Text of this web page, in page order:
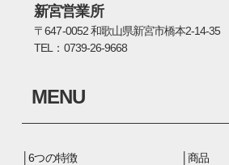
新宮営業所
〒647-0052 和歌山県新宮市橋本2-14-35
TEL：0739-26-9668
MENU
6つの特徴
商品